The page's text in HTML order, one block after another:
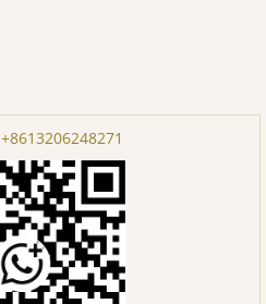
+8613206248271